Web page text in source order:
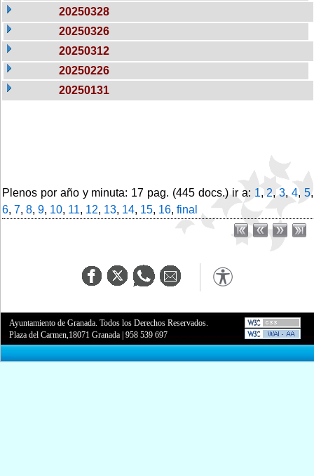
20250328
20250326
20250312
20250226
20250131
Plenos por año y minuta: 17 pag. (445 docs.) ir a: 1,2,3,4,5,
6, 7, 8, 9, 10, 11, 12, 13, 14, 15, 16, final
Ayuntamiento de Granada. Todos los Derechos Reservados.
Plaza del Carmen,18071 Granada |958 539 697